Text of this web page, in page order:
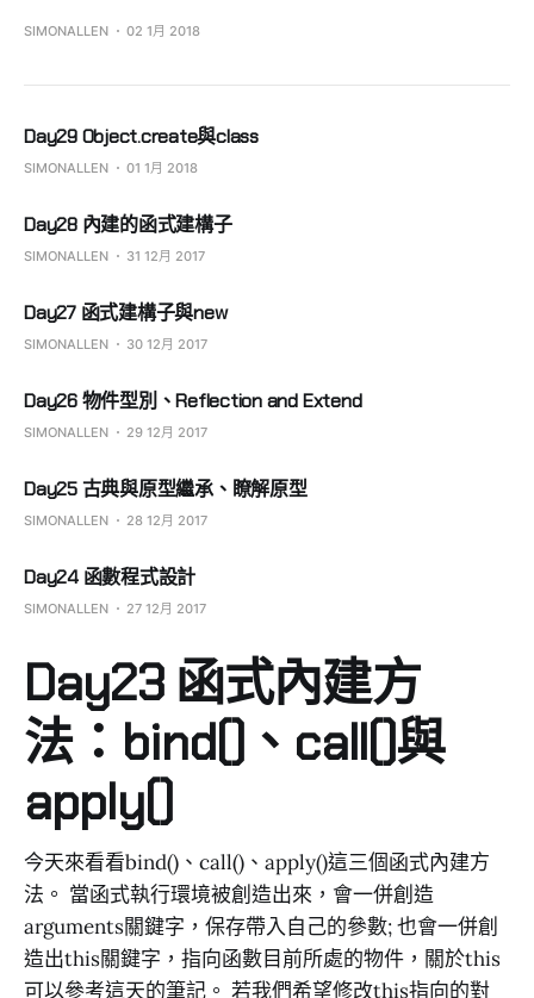
SIMONALLEN 02 1月 2018
Day29 Object.create與class
SIMONALLEN 01 1月 2018
Day28 內建的函式建構子
SIMONALLEN 31 12月 2017
Day27 函式建構子與new
SIMONALLEN 30 12月 2017
Day26 物件型別、Reflection and Extend
SIMONALLEN 29 12月 2017
Day25 古典與原型繼承、瞭解原型
SIMONALLEN 28 12月 2017
Day24 函數程式設計
SIMONALLEN 27 12月 2017
Day23 函式內建方
法：bind()、call()與
apply()
今天來看看bind()、call()、apply()這三個函式內建方
法。 當函式執行環境被創造出來，會一併創造
arguments關鍵字，保存帶入自己的參數; 也會一併創
造出this關鍵字，指向函數目前所處的物件，關於this
可以參考這天的筆記。 若我們希望修改this指向的對